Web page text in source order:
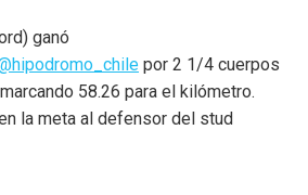
ganó
por 2 1/4 cuerpos
58.26 para el kilómetro.
la meta al defensor del stud